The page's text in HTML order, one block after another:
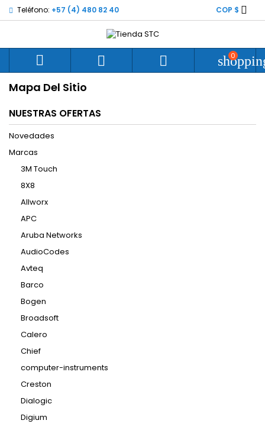
Teléfono: +57 (4) 480 82 40 COP $ 
   0
Mapa Del Sitio
NUESTRAS OFERTAS
Novedades
Marcas
3M Touch
8X8
Allworx
APC
Aruba Networks
AudioCodes
Avteq
Barco
Bogen
Broadsoft
Calero
Chief
computer-instruments
Creston
Dialogic
Digium